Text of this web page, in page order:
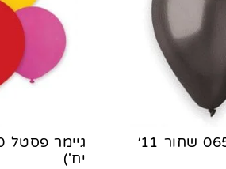
גיימר מטאלי 065 שחור 11׳
יח')